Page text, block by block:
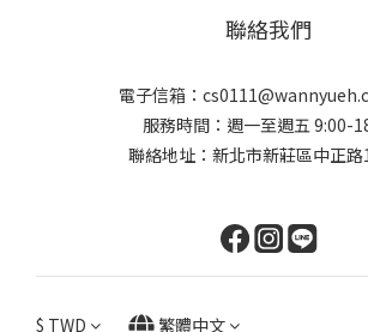
聯絡我們
電子信箱：
服務時間：週一至週五 9:00-
聯絡地址：新北市新莊區中正
$ TWD 繁體中文